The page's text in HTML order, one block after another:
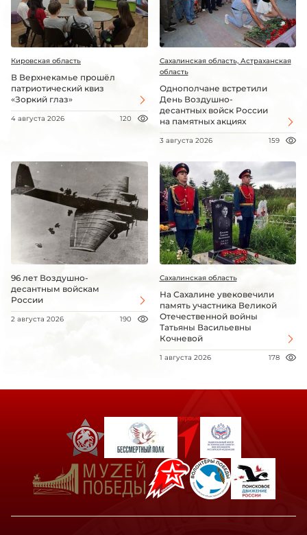
Кировская область
В Верхнекамье прошёл
патриотический квиз
«Зоркий глаз»
4 августа 2026 120
Сахалинская область, Астраханская
область
Однополчане встретили
День Воздушно-
десантных войск России
на памятных акциях
3 августа 2026 159
96 лет Воздушно-
десантным войскам
России
2 августа 2026 190
Сахалинская область
На Сахалине увековечили
память участника Великой
Отечественной войны
Татьяны Васильевны
Кочневой
1 августа 2026 178